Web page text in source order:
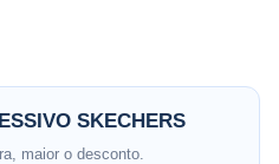
SKECHERS
maior o desconto.